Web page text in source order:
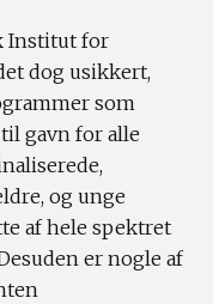
Institut for
dog usikkert,
som
til gavn for alle
og unge
af hele spektret
er nogle af